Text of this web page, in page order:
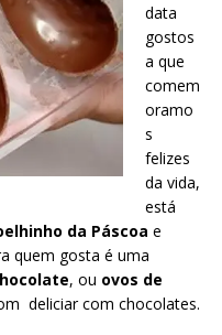
data
gostos
a que
comem
oramo
s
felizes
da vida,
está
da Páscoa e
quem gosta é uma
, ou ovos de
deliciar com chocolates.